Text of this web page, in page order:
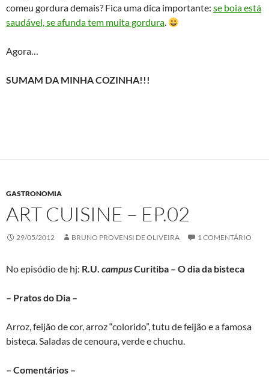
comeu gordura demais? Fica uma dica importante: se boia está
saudável, se afunda tem muita gordura.
Agora…
SUMAM DA MINHA COZINHA!!!
GASTRONOMIA
ART CUISINE – EP.02
29/05/2012 BRUNO PROVENSI DE OLIVEIRA 1 COMENTÁRIO
No episódio de hj: R.U. campusCuritiba – O dia da bisteca
– Pratos do Dia –
Arroz, feijão de cor, arroz “colorido”, tutu de feijão e a famosa
bisteca. Saladas de cenoura, verde e chuchu.
– Comentários –